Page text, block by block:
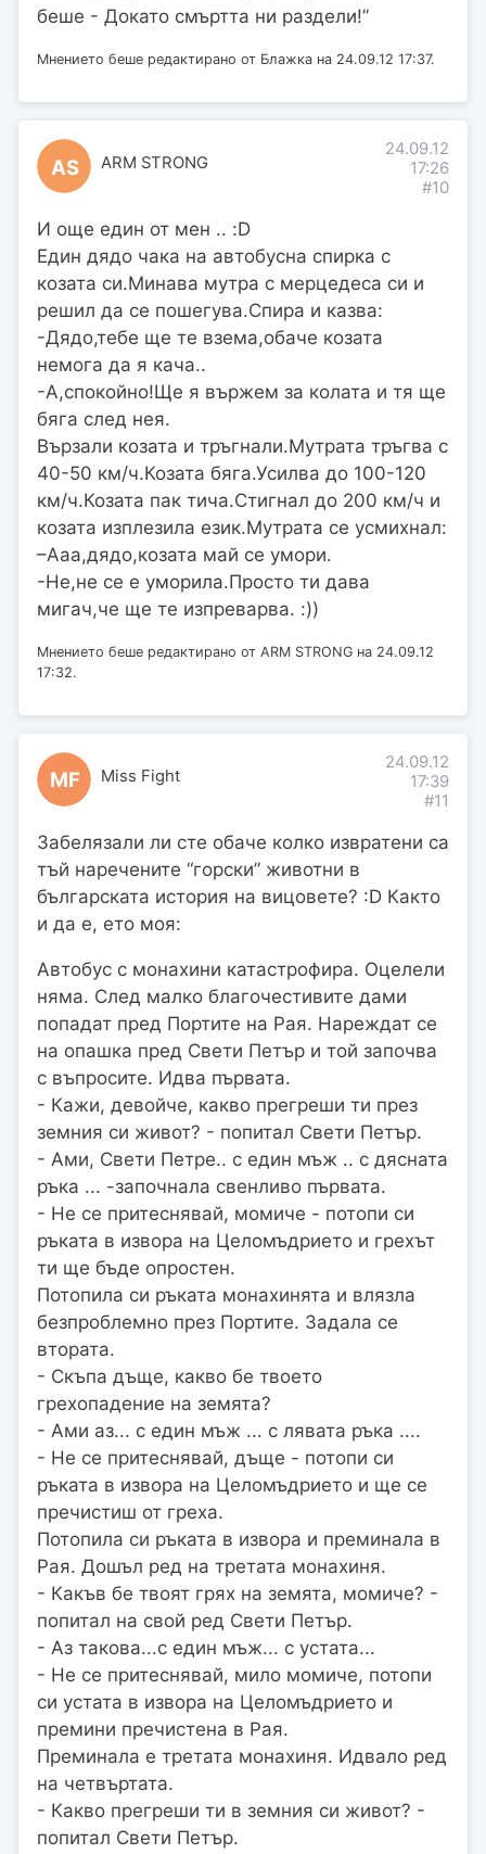
беше - Докато смъртта ни раздели!”
Мнението беше редактирано от Блажка на 24.09.12 17:37.
AS ARM STRONG
24.09.12
17:26
#10
И още един от мен .. :D
Един дядо чака на автобусна спирка с
козата си.Минава мутра с мерцедеса си и
решил да се пошегува.Спира и казва:
-Дядо,тебе ще те взема,обаче козата
немога да я кача..
-А,спокойно!Ще я вържем за колата и тя ще
бяга след нея.
Вързали козата и тръгнали.Мутрата тръгва с
40-50 км/ч.Козата бяга.Усилва до 100-120
км/ч.Козата пак тича.Стигнал до 200 км/ч и
козата изплезила език.Мутрата се усмихнал:
–Ааа,дядо,козата май се умори.
-Не,не се е уморила.Просто ти дава
мигач,че ще те изпреварва. :))
Мнението беше редактирано от ARM STRONG на 24.09.12
17:32.
MF Miss Fight
24.09.12
17:39
#11
Забелязали ли сте обаче колко извратени са
тъй наречените “горски” животни в
българската история на вицовете? :D Както
и да е, ето моя:
Автобус с монахини катастрофира. Оцелели
няма. След малко благочестивите дами
попадат пред Портите на Рая. Нареждат се
на опашка пред Свети Петър и той започва
с въпросите. Идва първата.
- Кажи, девойче, какво прегреши ти през
земния си живот? - попитал Свети Петър.
- Ами, Свети Петре.. с един мъж .. с дясната
ръка ... -започнала свенливо първата.
- Не се притеснявай, момиче - потопи си
ръката в извора на Целомъдрието и грехът
ти ще бъде опростен.
Потопила си ръката монахинята и влязла
безпроблемно през Портите. Задала се
втората.
- Скъпа дъще, какво бе твоето
грехопадение на земята?
- Ами аз... с един мъж ... с лявата ръка ....
- Не се притеснявай, дъще - потопи си
ръката в извора на Целомъдрието и ще се
пречистиш от греха.
Потопила си ръката в извора и преминала в
Рая. Дошъл ред на третата монахиня.
- Какъв бе твоят грях на земята, момиче? -
попитал на свой ред Свети Петър.
- Аз такова...с един мъж... с устата...
- Не се притеснявай, мило момиче, потопи
си устата в извора на Целомъдрието и
премини пречистена в Рая.
Преминала е третата монахиня. Идвало ред
на четвъртата.
- Какво прегреши ти в земния си живот? -
попитал Свети Петър.